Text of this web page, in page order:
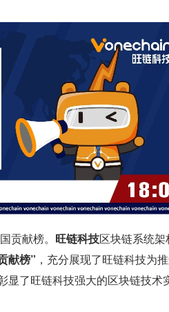
贡献榜。 旺链科技区块链系统架
献榜” ，充分展现了旺链科技为
显了旺链科技强大的区块链技术